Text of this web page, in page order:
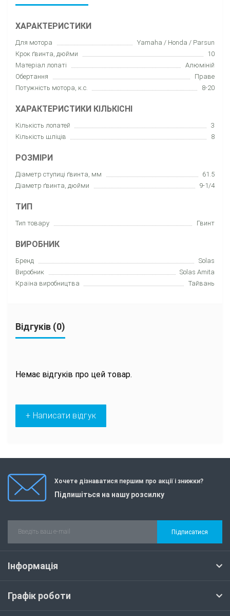
ХАРАКТЕРИСТИКИ
Для мотора
Yamaha / Honda / Parsun
Крок ґвинта, дюйми
10
Матеріал лопаті
Алюміній
Обертання
Праве
Потужність мотора, к.с.
8-20
ХАРАКТЕРИСТИКИ КІЛЬКІСНІ
Кількість лопатей
3
Кількість шліців
8
РОЗМІРИ
Діаметр ступиці ґвинта, мм
61.5
Діаметр ґвинта, дюйми
9-1/4
ТИП
Тип товару Гвинт
ВИРОБНИК
Бренд
Solas
Виробник
Solas Amita
Країна виробництва
Тайвань
Відгуків (0)
Немає відгуків про цей товар.
+ Написати відгук
Хочете дізнаватися першим про акції і знижки?
Підпишіться на нашу розсилку
Підписатися
Інформація
Графік роботи